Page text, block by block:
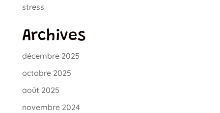
stress
Archives
décembre 2025
octobre 2025
août 2025
novembre 2024